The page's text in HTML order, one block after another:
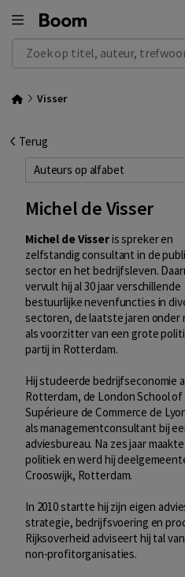
Zoek op titel, auteur, trefwoord of
Visser
Terug
Auteurs op alfabet
Michel de Visser
Michel de Visseris spreker en
zelfstandig consultant in de
sector en het bedrijfsleven.
vervult hij al 30 jaar verschillende
bestuurlijke nevenfuncties in
sectoren, de laatste jaren onder
als voorzitter van een grote
partij in Rotterdam.
Hij studeerde bedrijfseconomie
Rotterdam, de London School of
Supérieure de Commerce de
als managementconsultant bij
adviesbureau. Na zes jaar
politiek en werd hij
Crooswijk, Rotterdam.
In 2010 startte hij zijn eigen
strategie, bedrijfsvoering en
Rijksoverheid adviseert hij tal
non-profitorganisaties.